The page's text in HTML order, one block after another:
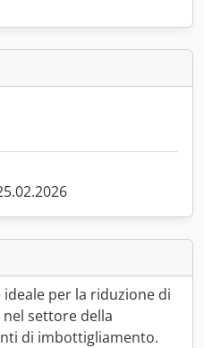
per la riduzione di
settore della
di imbottigliamento.